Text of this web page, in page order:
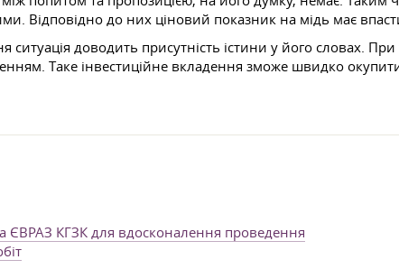
Відповідно до них ціновий показник на мідь має
ситуація доводить присутність істини у його словах.
Таке інвестиційне вкладення зможе швидко
ЄВРАЗ КГЗК для вдосконалення проведення